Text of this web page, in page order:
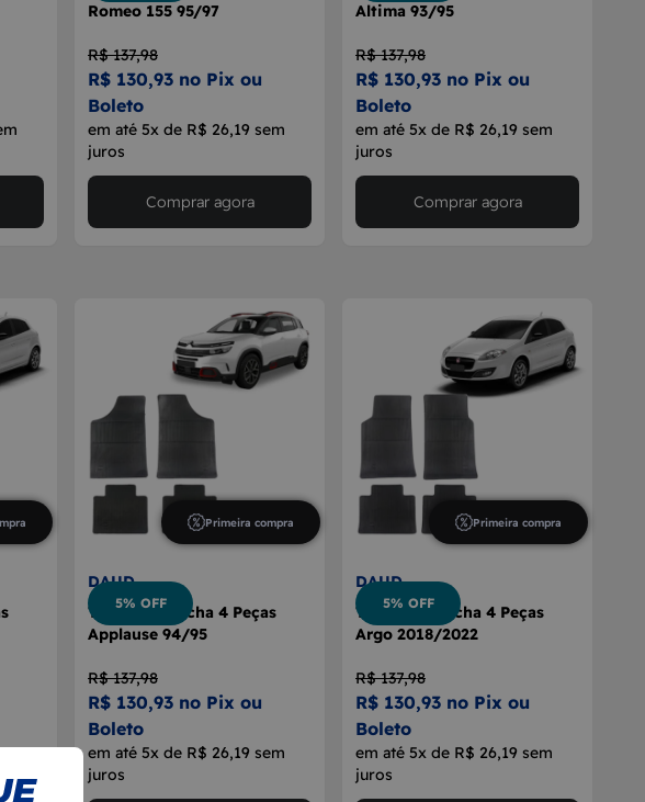
Romeo 155 95/97
R$ 137,98
R$ 130,93 no Pix ou
Boleto
em até 5x de R$ 26,19 sem
juros
Comprar agora
Altima 93/95
R$ 137,98
R$ 130,93 no Pix ou
Boleto
em até 5x de R$ 26,19 sem
juros
Comprar agora
Primeira compra
DAUD
Tapete Borracha 4 Peças
Applause 94/95
R$ 137,98
R$ 130,93 no Pix ou
Boleto
em até 5x de R$ 26,19 sem
juros
5% OFF
Primeira compra
DAUD
Tapete Borracha 4 Peças
Argo 2018/2022
R$ 137,98
R$ 130,93 no Pix ou
Boleto
em até 5x de R$ 26,19 sem
juros
5% OFF